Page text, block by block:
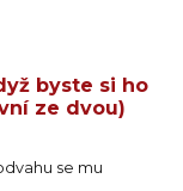
byste si ho
ze dvou)
se mu